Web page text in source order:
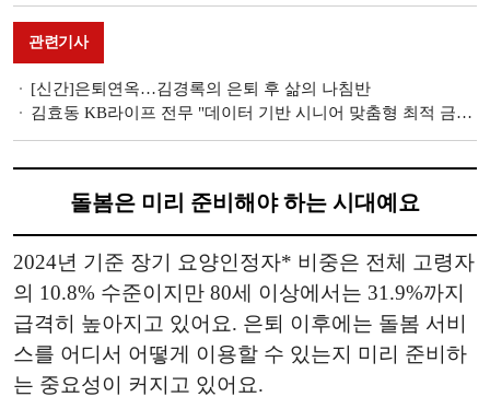
관련기사
[신간]은퇴연옥…김경록의 은퇴 후 삶의 나침반
김효동 KB라이프 전무 "데이터 기반 시니어 맞춤형 최적 금융·돌봄 서비스 제공" [인터뷰]
돌봄은 미리 준비해야 하는 시대예요
2024년 기준 장기 요양인정자* 비중은 전체 고령자
의 10.8% 수준이지만 80세 이상에서는 31.9%까지
급격히 높아지고 있어요. 은퇴 이후에는 돌봄 서비
스를 어디서 어떻게 이용할 수 있는지 미리 준비하
는 중요성이 커지고 있어요.